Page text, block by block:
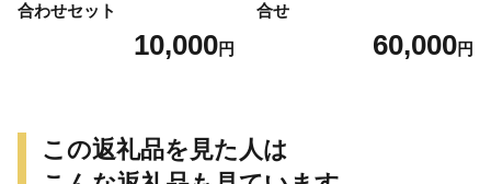
合わせセット
10,000円
合せ
60,000円
この返礼品を見た人は